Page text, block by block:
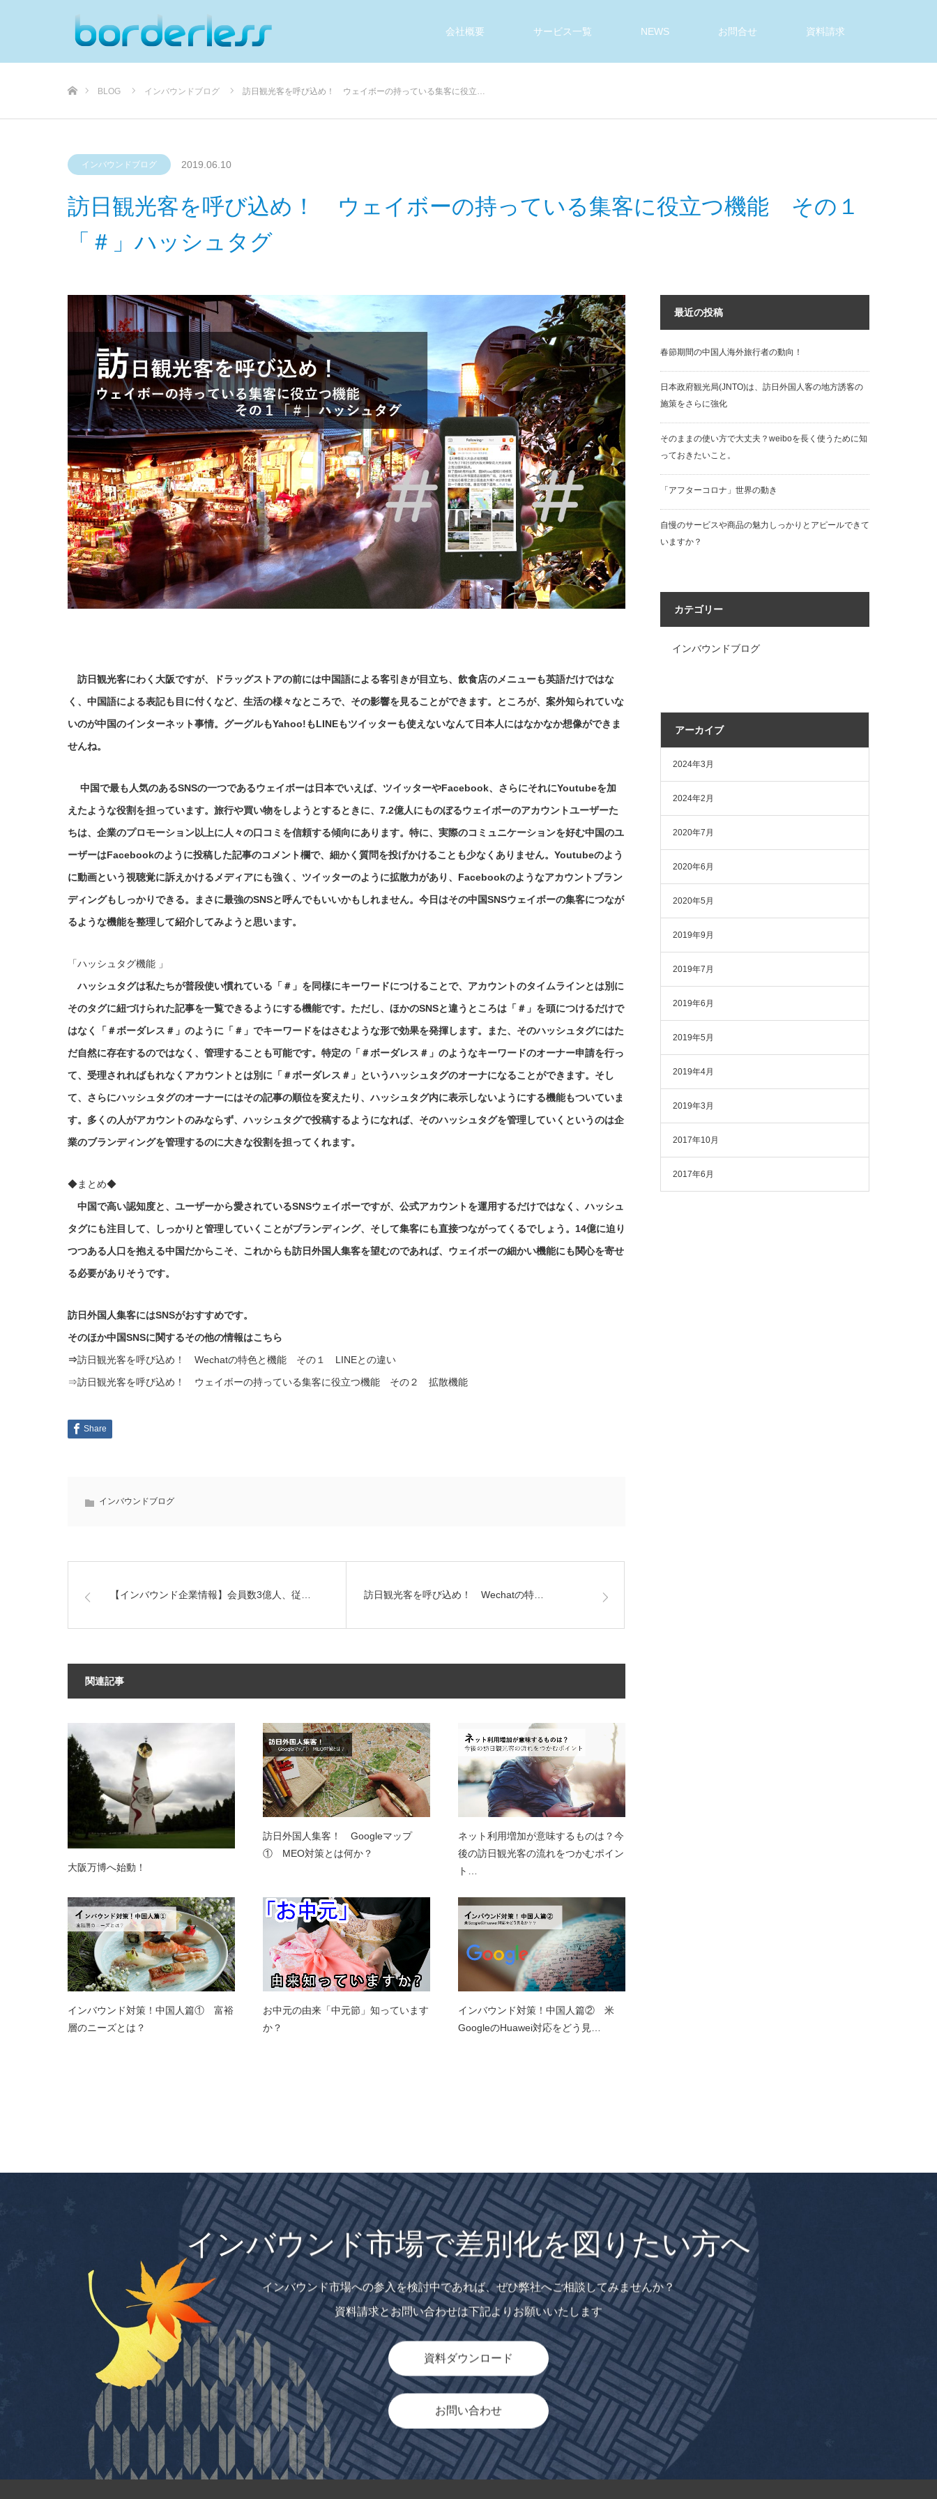
会社概要 サービス一覧 NEWS お問合せ 資料請求
BLOG インバウンドブログ 訪日観光客を呼び込め！ ウェイボーの持っている集客に役立…
インバウンドブログ 2019.06.10
訪日観光客を呼び込め！ ウェイボーの持っている集客に役立つ機能 その１
「＃」ハッシュタグ
訪日観光客にわく大阪ですが、ドラッグストアの前には中国語による客引きが目立ち、飲食店のメニューも英語だけではな
く、中国語による表記も目に付くなど、生活の様々なところで、その影響を見ることができます。ところが、案外知られていな
いのが中国のインターネット事情。グーグルもYahoo!もLINEもツイッターも使えないなんて日本人にはなかなか想像ができま
せんね。
中国で最も人気のあるSNSの一つであるウェイボーは日本でいえば、ツイッターやFacebook、さらにそれにYoutubeを加
えたような役割を担っています。旅行や買い物をしようとするときに、7.2億人にものぼるウェイボーのアカウントユーザーた
ちは、企業のプロモーション以上に人々の口コミを信頼する傾向にあります。特に、実際のコミュニケーションを好む中国のユ
ーザーはFacebookのように投稿した記事のコメント欄で、細かく質問を投げかけることも少なくありません。Youtubeのよう
に動画という視聴覚に訴えかけるメディアにも強く、ツイッターのように拡散力があり、Facebookのようなアカウントブラン
ディングもしっかりできる。まさに最強のSNSと呼んでもいいかもしれません。今日はその中国SNSウェイボーの集客につなが
るような機能を整理して紹介してみようと思います。
「ハッシュタグ機能 」
ハッシュタグは私たちが普段使い慣れている「＃」を同様にキーワードにつけることで、アカウントのタイムラインとは別に
そのタグに紐づけられた記事を一覧できるようにする機能です。ただし、ほかのSNSと違うところは「＃」を頭につけるだけで
はなく「＃ボーダレス＃」のように「＃」でキーワードをはさむような形で効果を発揮します。また、そのハッシュタグにはた
だ自然に存在するのではなく、管理することも可能です。特定の「＃ボーダレス＃」のようなキーワードのオーナー申請を行っ
て、受理されればもれなくアカウントとは別に「＃ボーダレス＃」というハッシュタグのオーナになることができます。そし
て、さらにハッシュタグのオーナーにはその記事の順位を変えたり、ハッシュタグ内に表示しないようにする機能もついていま
す。多くの人がアカウントのみならず、ハッシュタグで投稿するようになれば、そのハッシュタグを管理していくというのは企
業のブランディングを管理するのに大きな役割を担ってくれます。
◆まとめ◆
中国で高い認知度と、ユーザーから愛されているSNSウェイボーですが、公式アカウントを運用するだけではなく、ハッシュ
タグにも注目して、しっかりと管理していくことがブランディング、そして集客にも直接つながってくるでしょう。14億に迫り
つつある人口を抱える中国だからこそ、これからも訪日外国人集客を望むのであれば、ウェイボーの細かい機能にも関心を寄せ
る必要がありそうです。
訪日外国人集客にはSNSがおすすめです。
そのほか中国SNSに関するその他の情報はこちら
⇒訪日観光客を呼び込め！ Wechatの特色と機能 その１ LINEとの違い
⇒訪日観光客を呼び込め！ ウェイボーの持っている集客に役立つ機能 その２ 拡散機能
Share
インバウンドブログ
【インバウンド企業情報】会員数3億人、従… 訪日観光客を呼び込め！ Wechatの特…
関連記事
大阪万博へ始動！
訪日外国人集客！ Googleマップ
① MEO対策とは何か？
ネット利用増加が意味するものは？今
後の訪日観光客の流れをつかむポイン
ト…
インバウンド対策！中国人篇① 富裕
層のニーズとは？
お中元の由来「中元節」知っています
か？
インバウンド対策！中国人篇② 米
GoogleのHuawei対応をどう見…
最近の投稿
春節期間の中国人海外旅行者の動向！
日本政府観光局(JNTO)は、訪日外国人客の地方誘客の
施策をさらに強化
そのままの使い方で大丈夫？weiboを長く使うために知
っておきたいこと。
「アフターコロナ」世界の動き
自慢のサービスや商品の魅力しっかりとアピールできて
いますか？
カテゴリー
インバウンドブログ
アーカイブ
2024年3月
2024年2月
2020年7月
2020年6月
2020年5月
2019年9月
2019年7月
2019年6月
2019年5月
2019年4月
2019年3月
2017年10月
2017年6月
インバウンド市場で差別化を図りたい方へ
インバウンド市場への参入を検討中であれば、ぜひ弊社へご相談してみませんか？
資料請求とお問い合わせは下記よりお願いいたします
資料ダウンロード
お問い合わせ